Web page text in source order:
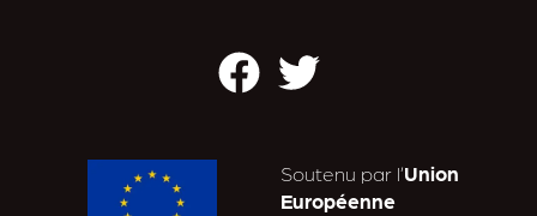
Facebook
Twitter
Soutenu par l’Union
Européenne